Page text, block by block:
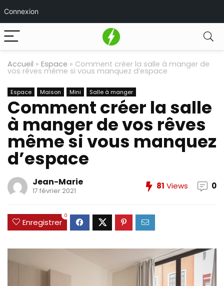
Connexion
Accueil » Espace » Comment créer la salle à manger de
vos rêves même si vous manquez d’espace
Espace Maison Mini Salle à manger
Comment créer la salle
à manger de vos rêves
même si vous manquez
d’espace
Jean-Marie
17 février 2021 81 Views 0
Enregistrer
0